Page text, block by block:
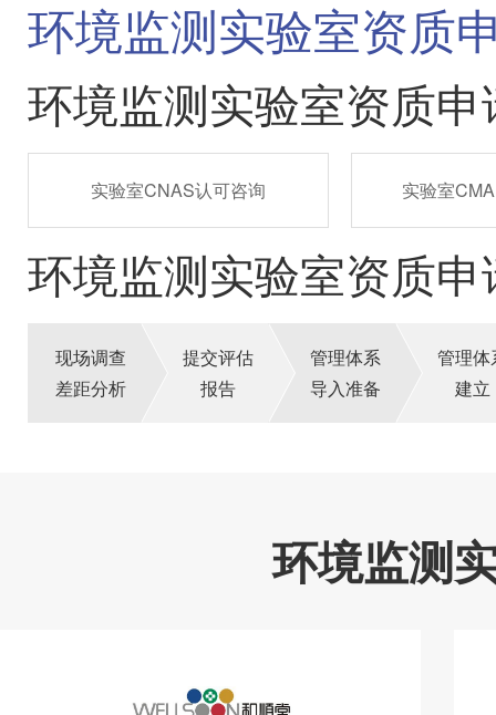
环境监测实验室资质
环境监测实验室资质
实验室CNAS认可咨询 实验室
环境监测实验室资质
现场调查
差距分析
提交评估
报告
管理体系
导入准备
管理体
建立
环境监测